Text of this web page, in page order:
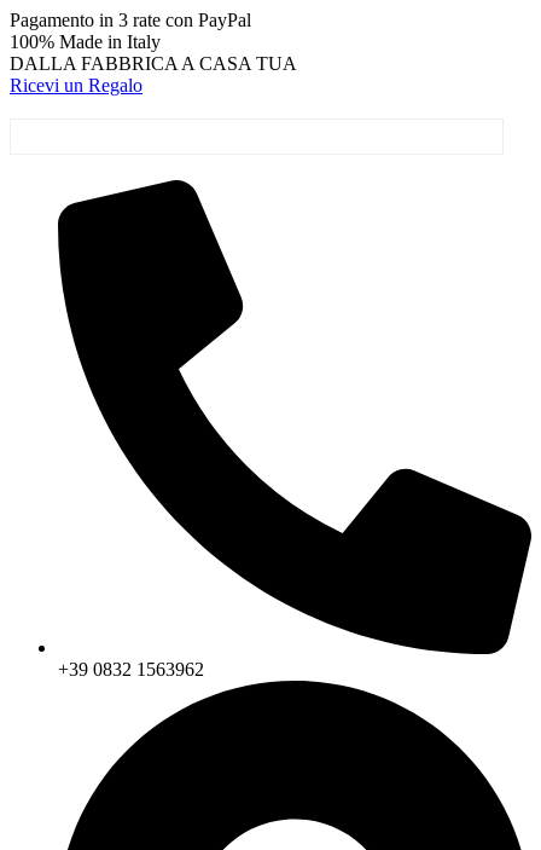
Vai
al
contenuto
Pagamento in 3 rate con PayPal
100% Made in Italy
DALLA FABBRICA A CASA TUA
Ricevi un Regalo
+39 0832 1563962